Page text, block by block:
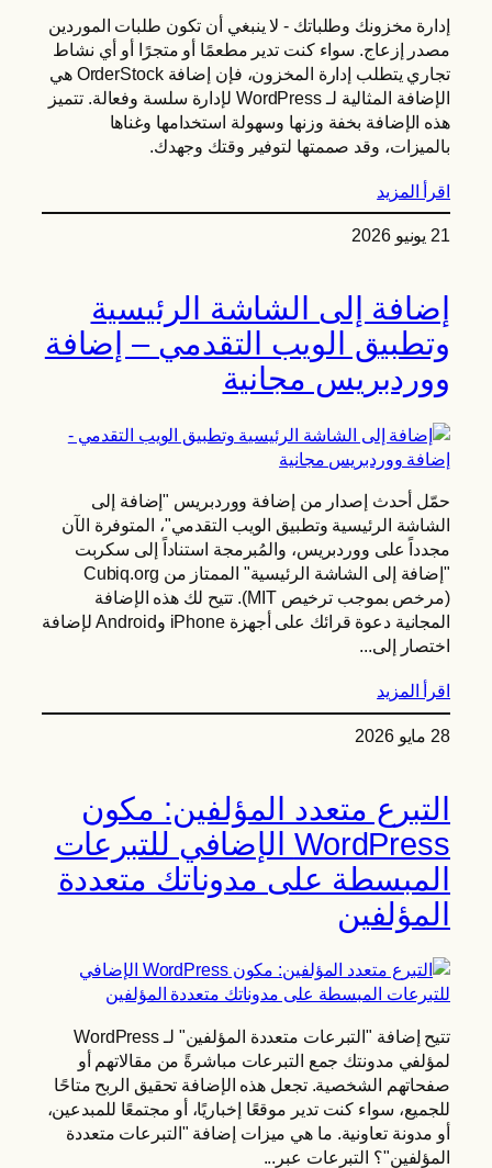
إدارة مخزونك وطلباتك - لا ينبغي أن تكون طلبات الموردين
مصدر إزعاج. سواء كنت تدير مطعمًا أو متجرًا أو أي نشاط
تجاري يتطلب إدارة المخزون، فإن إضافة OrderStock هي
الإضافة المثالية لـ WordPress لإدارة سلسة وفعالة. تتميز
هذه الإضافة بخفة وزنها وسهولة استخدامها وغناها
بالميزات، وقد صممتها لتوفير وقتك وجهدك.
اقرأ المزيد
21 يونيو 2026
إضافة إلى الشاشة الرئيسية
وتطبيق الويب التقدمي – إضافة
ووردبريس مجانية
حمّل أحدث إصدار من إضافة ووردبريس "إضافة إلى
الشاشة الرئيسية وتطبيق الويب التقدمي"، المتوفرة الآن
مجدداً على ووردبريس، والمُبرمجة استناداً إلى سكربت
"إضافة إلى الشاشة الرئيسية" الممتاز من Cubiq.org
(مرخص بموجب ترخيص MIT). تتيح لك هذه الإضافة
المجانية دعوة قرائك على أجهزة iPhone وAndroid لإضافة
اختصار إلى...
اقرأ المزيد
28 مايو 2026
التبرع متعدد المؤلفين: مكون
WordPress الإضافي للتبرعات
المبسطة على مدوناتك متعددة
المؤلفين
تتيح إضافة "التبرعات متعددة المؤلفين" لـ WordPress
لمؤلفي مدونتك جمع التبرعات مباشرةً من مقالاتهم أو
صفحاتهم الشخصية. تجعل هذه الإضافة تحقيق الربح متاحًا
للجميع، سواء كنت تدير موقعًا إخباريًا، أو مجتمعًا للمبدعين،
أو مدونة تعاونية. ما هي ميزات إضافة "التبرعات متعددة
المؤلفين"؟ التبرعات عبر...